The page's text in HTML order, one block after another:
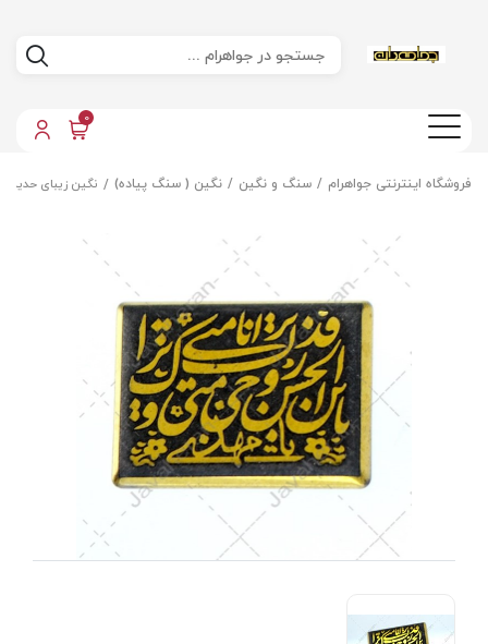
0
فروشگاه اینترنتی جواهرام سنگ و نگین نگین ( سنگ پیاده) نگین زیبای حدید